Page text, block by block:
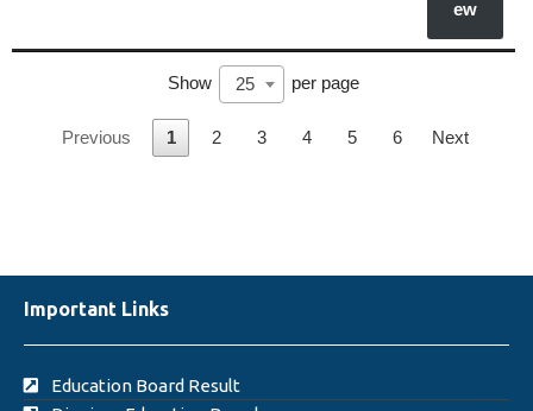
ew
Show 25 per page
Previous 1 2 3 4 5 6 Next
Important Links
Education Board Result